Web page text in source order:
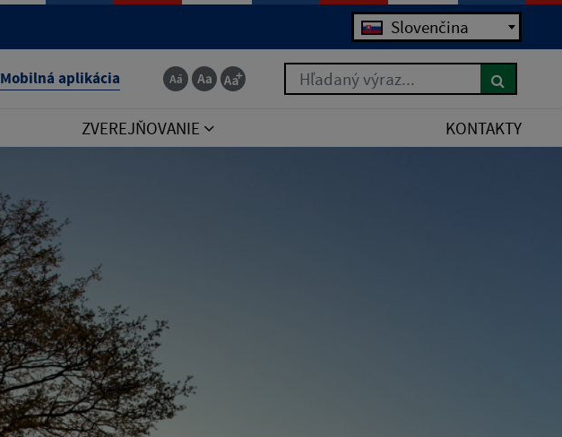
Jazyk Slovenčina
Mobilná aplikácia Hľadaný výraz...
ZVEREJŇOVANIE KONTAKTY